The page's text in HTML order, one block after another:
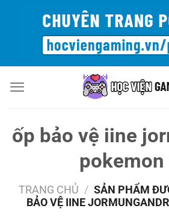
ốp bảo vệ iine
pokemon
TRANG CHỦ / SẢN PHẨM
BẢO VỆ IINE